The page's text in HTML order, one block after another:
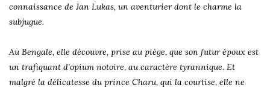
connaissance de Jan Lukas, un aventurier dont le charme la
subjugue.
Au Bengale, elle découvre, prise au piège, que son futur époux est
un trafiquant d’opium notoire, au caractère tyrannique. Et
malgré la délicatesse du prince Charu, qui la courtise, elle ne